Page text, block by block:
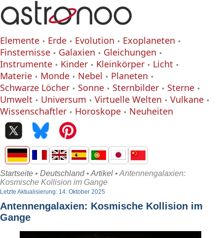
Elemente Erde Evolution
Exoplaneten
Finsternisse
Galaxien
Gleichungen
Instrumente
Kinder Kleinkörper
Licht
Materie
Monde Nebel
Planeten
Schwarze Löcher
Sonne Sternbilder
Sterne
Umwelt
Universum Virtuelle Welten
Vulkane
Wissenschaftler
Horoskope Neuheiten
Startseite • Deutschland• Artikel • Antennengalaxien:
Kosmische Kollision im Gange
Letzte Aktualisierung: 14. Oktober 2025
Antennengalaxien: Kosmische Kollision im
Gange